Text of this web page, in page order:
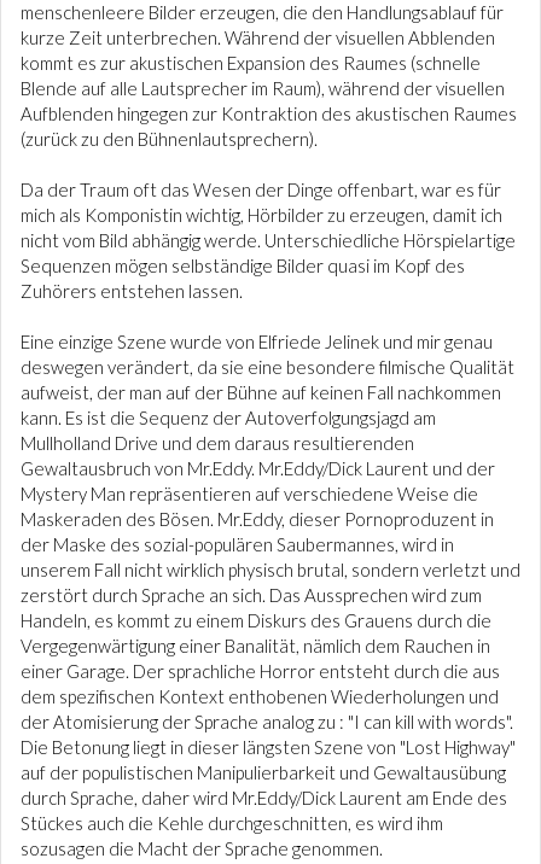
menschenleere Bilder erzeugen, die den Handlungsablauf für
kurze Zeit unterbrechen. Während der visuellen Abblenden
kommt es zur akustischen Expansion des Raumes (schnelle
Blende auf alle Lautsprecher im Raum), während der visuellen
Aufblenden hingegen zur Kontraktion des akustischen Raumes
(zurück zu den Bühnenlautsprechern).
Da der Traum oft das Wesen der Dinge offenbart, war es für
mich als Komponistin wichtig, Hörbilder zu erzeugen, damit ich
nicht vom Bild abhängig werde. Unterschiedliche Hörspielartige
Sequenzen mögen selbständige Bilder quasi im Kopf des
Zuhörers entstehen lassen.
Eine einzige Szene wurde von Elfriede Jelinek und mir genau
deswegen verändert, da sie eine besondere filmische Qualität
aufweist, der man auf der Bühne auf keinen Fall nachkommen
kann. Es ist die Sequenz der Autoverfolgungsjagd am
Mullholland Drive und dem daraus resultierenden
Gewaltausbruch von Mr.Eddy. Mr.Eddy/Dick Laurent und der
Mystery Man repräsentieren auf verschiedene Weise die
Maskeraden des Bösen. Mr.Eddy, dieser Pornoproduzent in
der Maske des sozial-populären Saubermannes, wird in
unserem Fall nicht wirklich physisch brutal, sondern verletzt und
zerstört durch Sprache an sich. Das Aussprechen wird zum
Handeln, es kommt zu einem Diskurs des Grauens durch die
Vergegenwärtigung einer Banalität, nämlich dem Rauchen in
einer Garage. Der sprachliche Horror entsteht durch die aus
dem spezifischen Kontext enthobenen Wiederholungen und
der Atomisierung der Sprache analog zu : "I can kill with words".
Die Betonung liegt in dieser längsten Szene von "Lost Highway"
auf der populistischen Manipulierbarkeit und Gewaltausübung
durch Sprache, daher wird Mr.Eddy/Dick Laurent am Ende des
Stückes auch die Kehle durchgeschnitten, es wird ihm
sozusagen die Macht der Sprache genommen.